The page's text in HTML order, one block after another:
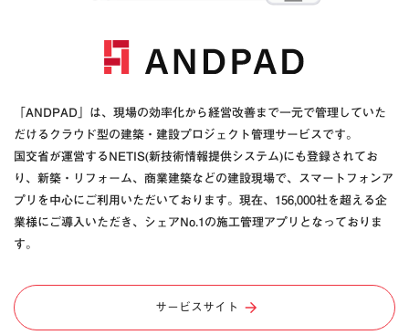
「ANDPAD」は、現場の効率化から経営改善まで一元で管理していた
だけるクラウド型の建築・建設プロジェクト管理サービスです。
国交省が運営するNETIS(新技術情報提供システム)にも登録されてお
り、新築・リフォーム、商業建築などの建設現場で、スマートフォンア
プリを中心にご利用いただいております。現在、156,000社を超える企
業様にご導入いただき、シェアNo.1の施工管理アプリとなっておりま
す。
サービスサイト